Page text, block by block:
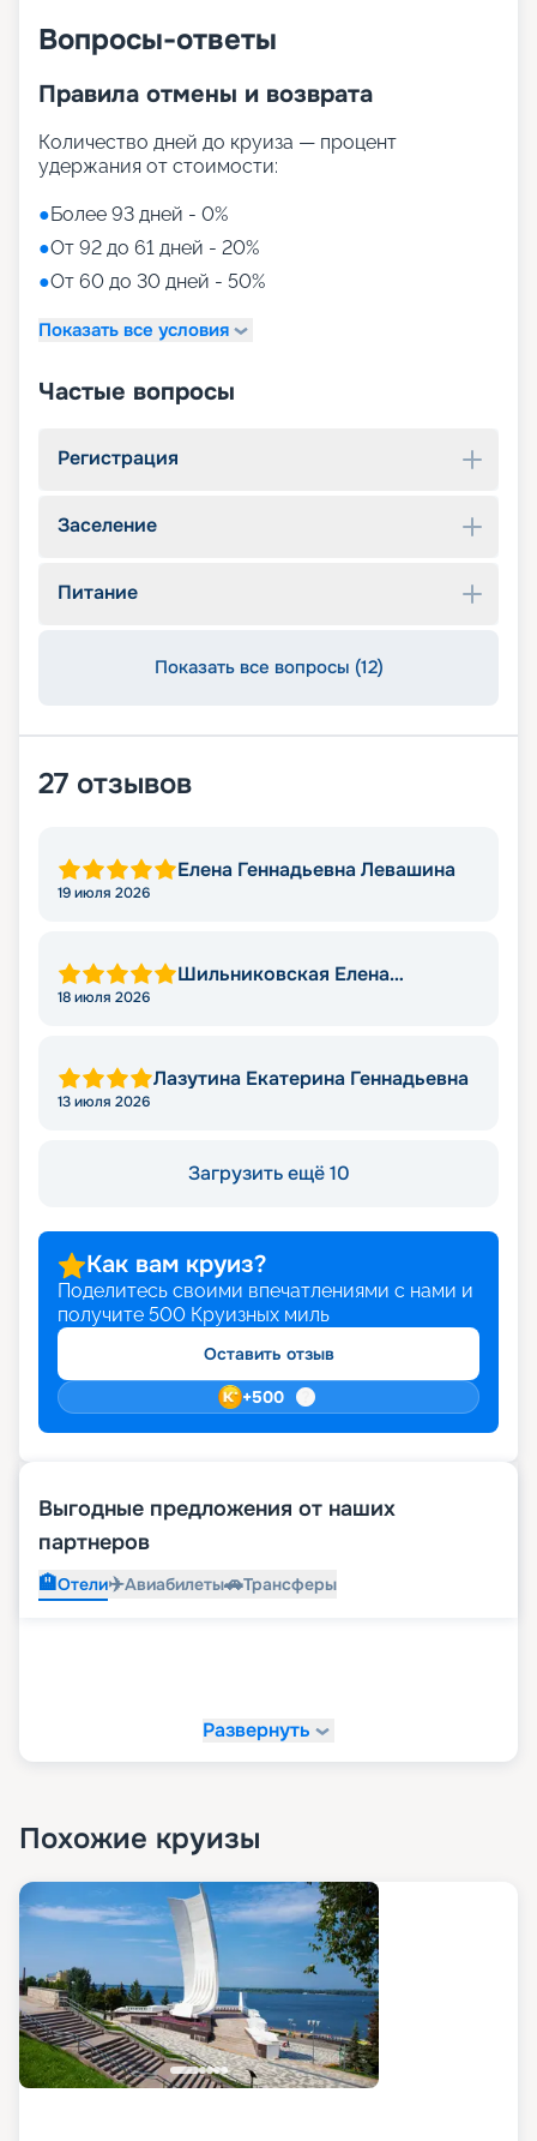
Вопросы-ответы
Правила отмены и возврата
Количество дней до круиза — процент
удержания от стоимости:
●Более 93 дней - 0%
●От 92 до 61 дней - 20%
●От 60 до 30 дней - 50%
Показать все условия
Частые вопросы
Регистрация
Заселение
Питание
Показать все вопросы (12)
27 отзывов
Елена Геннадьевна Левашина
19 июля 2026
Шильниковская Елена
18 июля 2026
Лазутина Екатерина Геннадьевна
13 июля 2026
Загрузить ещё 10
Как вам круиз?
Поделитесь своими впечатлениями с нами и
получите 500 Круизных миль
Оставить отзыв
+500
Выгодные предложения от наших
партнеров
🏨Отели✈️Авиабилеты🚗Трансферы
Развернуть
Похожие круизы